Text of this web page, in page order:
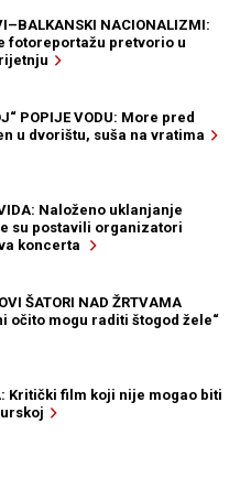
NACIONALIZMI:
fotoreportažu pretvorio u
POPIJE VODU: More pred
u dvorištu, suša na vratima
Naloženo uklanjanje
su postavili organizatori
koncerta
ŠATORI NAD ŽRTVAMA
očito mogu raditi štogod žele“
Kritički film koji nije mogao biti